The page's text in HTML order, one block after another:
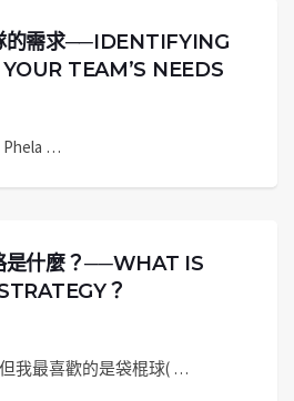
的需求──IDENTIFYING
TEAM’S NEEDS
Phela …
是什麼？──WHAT IS
？
我最喜歡的是袋棍球( …